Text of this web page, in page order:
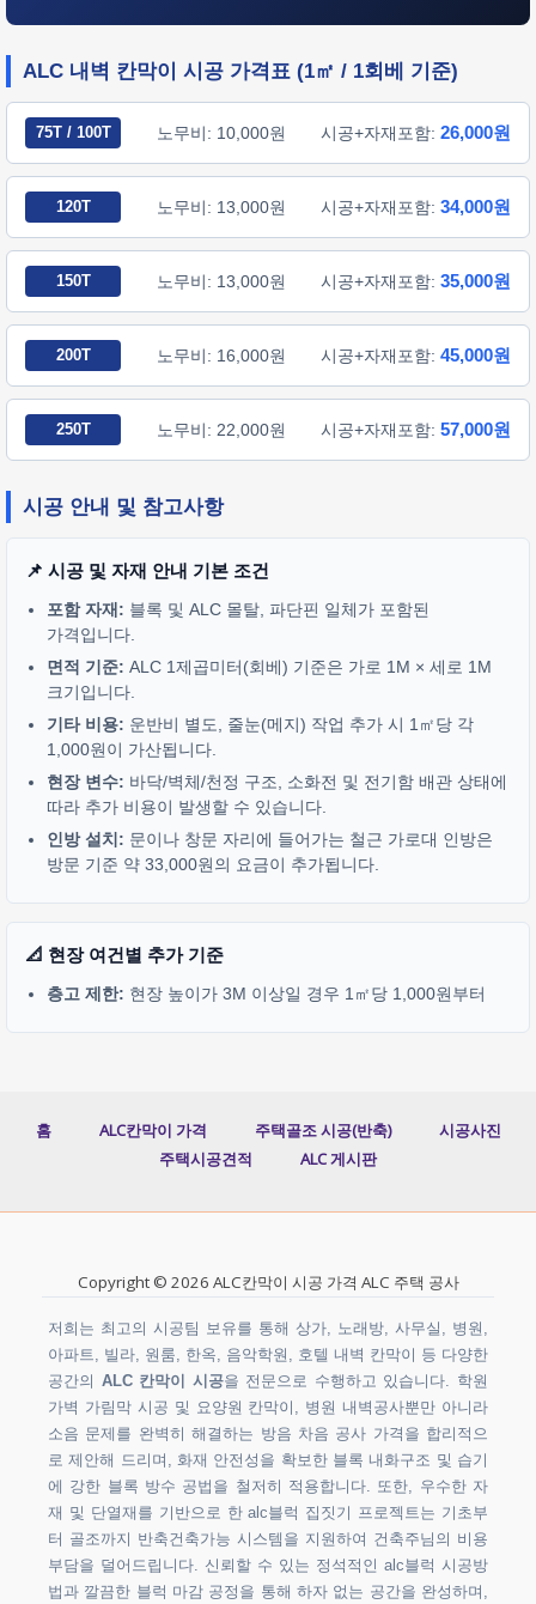
ALC 내벽 칸막이 시공 가격표 (1㎡ / 1회베 기준)
75T / 100T 노무비: 10,000원 시공+자재포함: 26,000원
120T 노무비: 13,000원 시공+자재포함: 34,000원
150T 노무비: 13,000원 시공+자재포함: 35,000원
200T 노무비: 16,000원 시공+자재포함: 45,000원
250T 노무비: 22,000원 시공+자재포함: 57,000원
시공 안내 및 참고사항
📌 시공 및 자재 안내 기본 조건
포함 자재: 블록 및 ALC 몰탈, 파단핀 일체가 포함된
가격입니다.
면적 기준: ALC 1제곱미터(회베) 기준은 가로 1M × 세로 1M
크기입니다.
기타 비용: 운반비 별도, 줄눈(메지) 작업 추가 시 1㎡당 각
1,000원이 가산됩니다.
현장 변수: 바닥/벽체/천정 구조, 소화전 및 전기함 배관 상태에
따라 추가 비용이 발생할 수 있습니다.
인방 설치: 문이나 창문 자리에 들어가는 철근 가로대 인방은
방문 기준 약 33,000원의 요금이 추가됩니다.
📐 현장 여건별 추가 기준
층고 제한: 현장 높이가 3M 이상일 경우 1㎡당 1,000원부터
홈 ALC칸막이 가격 주택골조 시공(반축)
시공사진
주택시공견적
ALC 게시판
Copyright © 2026 ALC칸막이 시공 가격 ALC 주택 공사
저희는 최고의 시공팀 보유를 통해 상가, 노래방, 사무실, 병원,
아파트, 빌라, 원룸, 한옥, 음악학원, 호텔 내벽 칸막이 등 다양한
공간의 ALC 칸막이 시공을 전문으로 수행하고 있습니다. 학원
가벽 가림막 시공 및 요양원 칸막이, 병원 내벽공사뿐만 아니라
소음 문제를 완벽히 해결하는 방음 차음 공사 가격을 합리적으
로 제안해 드리며, 화재 안전성을 확보한 블록 내화구조 및 습기
에 강한 블록 방수 공법을 철저히 적용합니다. 또한, 우수한 자
재 및 단열재를 기반으로 한 alc블럭 집짓기 프로젝트는 기초부
터 골조까지 반축건축가능 시스템을 지원하여 건축주님의 비용
부담을 덜어드립니다. 신뢰할 수 있는 정석적인 alc블럭 시공방
법과 깔끔한 블럭 마감 공정을 통해 하자 없는 공간을 완성하며,